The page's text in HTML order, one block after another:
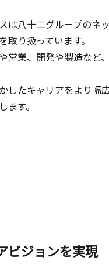
は八十二グループのネ
取り扱っています。
営業、開発や製造など
したキャリアをより幅
す。
ビジョンを実現